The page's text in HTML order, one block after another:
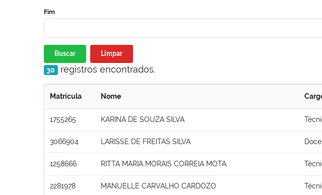
Fim
Buscar Limpar
30 registros encontrados.
Matrícula Nome
1755265 KARINA DE SOUZA SILVA
3066904 LARISSE DE FREITAS SILVA
1258666 RITTA MARIA MORAIS CORREIA MOTA
2281978 MANUELLE CARVALHO CARDOZO